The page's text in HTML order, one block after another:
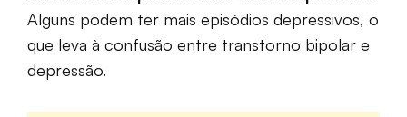
Alguns podem ter mais episódios depressivos, o
que leva à confusão entre transtorno bipolar e
depressão.